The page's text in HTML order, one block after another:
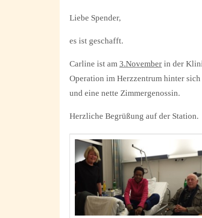
Liebe Spender,
es ist geschafft.
Carline ist am 3.November in der
Operation im Herzzentrum hinter
und eine nette Zimmergenossin.
Herzliche Begrüßung auf der Station.